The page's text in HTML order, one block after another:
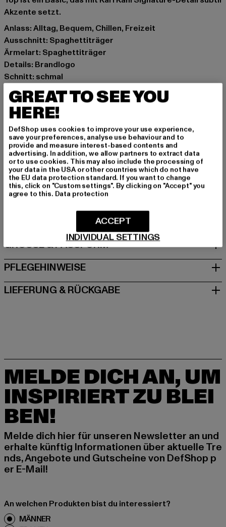
Akzente setzt.
Anlass: Alltag, Bequem, Chillen, Freizeit
Ausschnitt: Spaghettiträger
Ärmelart: Spaghettiträger
Details: Brandlogo
Schnitt: schmal
Marke: Karl Kani
Kat.: Tops
Farbe: gelb
Hersteller Farbe: yellow
Materialzusammensetzung: 75% Baumwolle, 25%
Polyester
Art.Nr: 6131773-00252
Hersteller: Urban Styles Agency GmbH & Co. KG |
agentur@urbanstylesagency.com
Schanzenstraße 41 | 51063 Köln | DE
GRÖSSE & PASSFORM
PFLEGEHINWEISE
LIEFERUNG & RÜCKGABE
MELDE DICH AN, UM
INSPIRIERT ZU BLEI
BEN!
Melde dich hier für unseren Newsletter an und
erhalte künftig Informationen über aktuelle Tre
nds, Angebote und Gutscheine von DefShop p
er E-Mail!
An welchen Produkten bist du interessiert?
MÄNNER
GREAT TO SEE YOU
HERE!
DefShop uses cookies to improve your use experience,
save your preferences, analyse use behaviour and to
provide and measure interest-based contents and
advertising. In addition, we allow partners to extract data
or to use cookies. This may also include the processing of
your data in the USA or other countries which do not have
the EU data protection standard. If you want to change
this, click on "Custom settings". By clicking on "Accept" you
agree to this. Data protection
INDIVIDUAL SETTINGS
ACCEPT